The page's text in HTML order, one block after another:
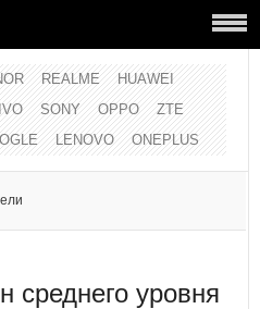
REALME
HUAWEI
SONY OPPO
ZTE
LENOVO ONEPLUS
среднего уровня